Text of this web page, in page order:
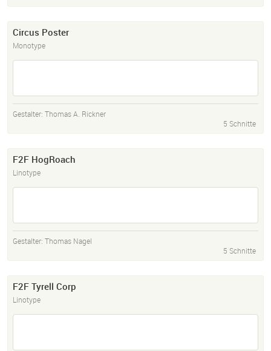
Circus Poster
Monotype
Gestalter: Thomas A. Rickner
5 Schnitte
F2F HogRoach
Linotype
Gestalter: Thomas Nagel
5 Schnitte
F2F Tyrell Corp
Linotype